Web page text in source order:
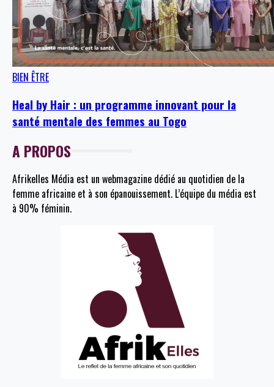
BIEN ÊTRE
Heal by Hair : un programme innovant pour la
santé mentale des femmes au Togo
A PROPOS
Afrikelles Média est un webmagazine dédié au quotidien de la
femme africaine et à son épanouissement. L’équipe du média est
à 90% féminin.